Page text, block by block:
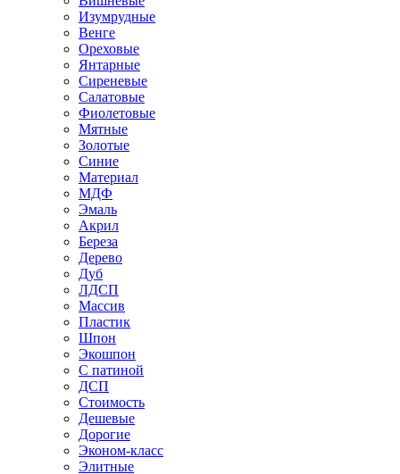
Изумрудные
Венге
Ореховые
Янтарные
Сиреневые
Салатовые
Фиолетовые
Мятные
Золотые
Синие
Материал
МДФ
Эмаль
Акрил
Береза
Дерево
Дуб
ЛДСП
Массив
Пластик
Шпон
Экошпон
С патиной
ДСП
Стоимость
Дешевые
Дорогие
Эконом-класс
Элитные